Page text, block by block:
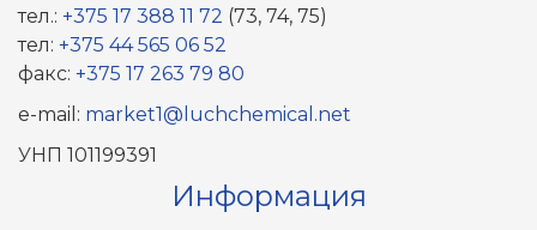
тел.: +375 17 388 11 72 (73, 74, 75)
тел: +375 44 565 06 52
факс: +375 17 263 79 80
e-mail: market1@luchchemical.net
УНП 101199391
Информация